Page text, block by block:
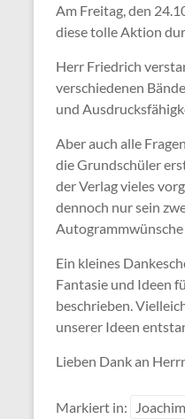
Am Freitag, den
diese tolle Aktion
Herr Friedrich
verschiedenen
und
Aber auch alle
die Grundschüler
der Verlag vieles
dennoch nur sein
Autogrammwünsche
Ein kleines
Fantasie und Ideen
beschrieben.
unserer Ideen
Lieben Dank an
Markiert in: